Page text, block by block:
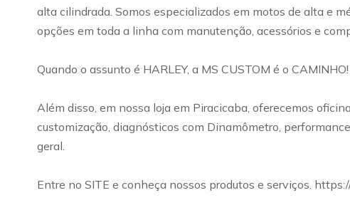
alta cilindrada. Somos especializados em motos de alta e
opções em toda a linha com manutenção, acessórios e
Quando o assunto é HARLEY, a MS CUSTOM é o CAMINHO!
Além disso, em nossa loja em Piracicaba, oferecemos
customização, diagnósticos com Dinamômetro,
geral.
Entre no SITE e conheça nossos produtos e serviços.